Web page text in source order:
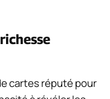
cartes réputé pour